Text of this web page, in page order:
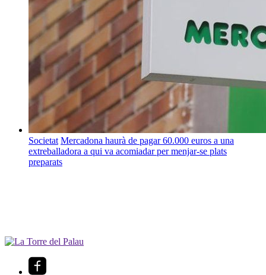
Societat Mercadona haurà de pagar 60.000 euros a una
extreballadora a qui va acomiadar per menjar-se plats
preparats